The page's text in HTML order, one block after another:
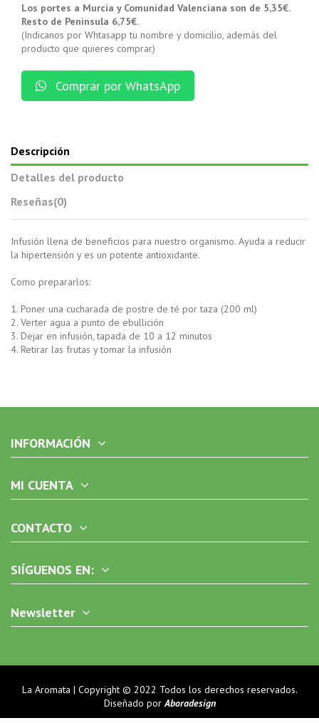
Los portes a Murcia y Comunidad Valenciana son de 5,35€.
Resto de Peninsula 6,75€.
(Indicanos por Whtasapp tu nombre y domicilio, además del
producto que quieres comprar)
Comprar por WhatsApp
Descripción
Detalles del producto
Reseñas(0)
Infusión llena de beneficios para nuestro organismo. Ayuda a reducir
la hipertensión y es un potente antioxidante.
Como prepararlos:
1. Poner una cucharada de postre de té por taza (200 ml)
2. Verter agua a punto de ebullición
3. Dejar en infusión, tapada de 10 a 12 minutos
4. Retirar las frutas y tomar la infusión
INFORMACIÓN
MI CUENTA
CONTACTO
SIÍGUENOS EN:
Newsletter
La Aromata | Copyright © 2022 Todos los derechos reservados.
Diseñado porAboradesign